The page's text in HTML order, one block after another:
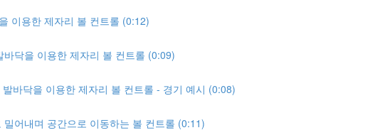
이용한 제자리 볼 컨트롤 (0:12)
닥을 이용한 제자리 볼 컨트롤 (0:09)
바닥을 이용한 제자리 볼 컨트롤 - 경기 예시 (0:08)
어내며 공간으로 이동하는 볼 컨트롤 (0:11)